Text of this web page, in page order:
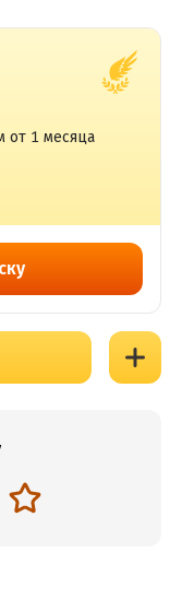
от 1 месяца